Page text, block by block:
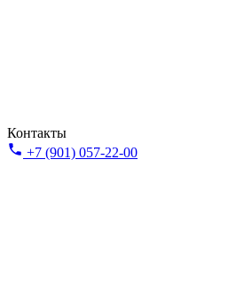
Контакты
+7 (901) 057-22-00